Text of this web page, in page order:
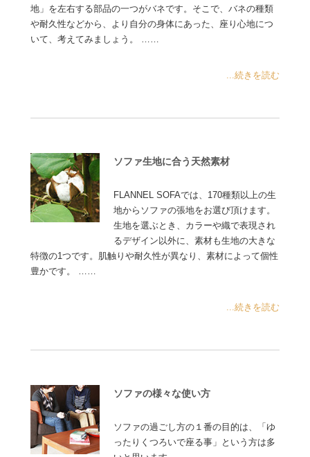
地」を左右する部品の一つがバネです。そこで、バネの種類
や耐久性などから、より自分の身体にあった、座り心地につ
いて、考えてみましょう。 ……
...続きを読む
ソファ生地に合う天然素材
FLANNEL SOFAでは、170種類以上の生
地からソファの張地をお選び頂けます。
生地を選ぶとき、カラーや織で表現され
るデザイン以外に、素材も生地の大きな
特徴の1つです。肌触りや耐久性が異なり、素材によって個性
豊かです。 ……
...続きを読む
ソファの様々な使い方
ソファの過ごし方の１番の目的は、「ゆ
ったりくつろいで座る事」という方は多